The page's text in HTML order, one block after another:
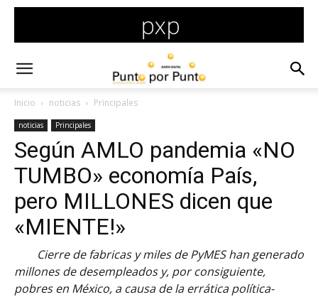
Inicio noticias Principales
noticias Principales
Según AMLO pandemia «NO
TUMBO» economía País,
pero MILLONES dicen que
«MIENTE!»
Cierre de fabricas y miles de PyMES han generado
millones de desempleados y, por consiguiente,
pobres en México, a causa de la errática política-